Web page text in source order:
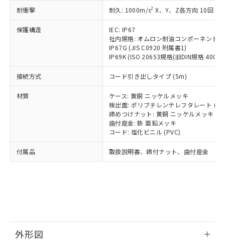
耐衝撃 耐久: 1000m/s2 X、Y、Z各方向 10回
保護構造
IEC: IP67
社内規格: オムロン耐油コンポーネント
IP67G (JIS C0920 附属書1)
IP69K (ISO 20653規格(旧DIN規格
接続方式 コード引き出しタイプ (5m)
材質
ケース: 黄銅 ニッケルメッキ
検出面: ポリブチレンテレフタレート
締めつけナット: 黄銅 ニッケルメッキ
歯付座金: 鉄 亜鉛メッキ
コード: 塩化ビニル (PVC)
付属品 取扱説明書、締付ナット、歯付座金
外形図
覧された時点での実際の在庫および標
準価格とは異なる場合があることをご
了承ください。
正式な納期状況および標準価格はお客
様のお取引先、またはお客様担当のオ
ムロン制御機器販売店・当社販売員に
ご相談ください。
オムロン制御機器販売店や当社販売拠
販売ネットワーク
」をご確認
在庫状況および標準価格結果を当社の
事前の承諾なく第三者に漏洩または開
示しないようお願いします。
マイパーツ機能（部品リスト作成サー
ビス）をご利用いただくには、I-Web
品・サービスに関するお客様との取
鉛(Pb) 1000ppm以下、 水銀(Hg) 1000ppm以下、 カド
ミウム(Cd) 100ppm以下、
六価クロム(Cr(Ⅵ)) 1000ppm以下、ポリ臭化ビフェニル
類(PBB) 1000ppm以下、ポリ臭化ジフェニルエーテル類
(PBDE) 1000ppm以下、フタル酸ビス(2-エチルヘキシ
ル) (DEHP)(別名：DOP) 1000ppm以下、フタル酸ブチ
ルベンジル（BBP） 1000ppm以下、フタル酸ジブチル
（DBP） 1000ppm以下、フタル酸ジイソブチル
適用除外項目は除く。
フタル酸エステル類の４物質については閾値を超える意
図的な使用がないことを確認しています。
部品在庫の切り替え状況などにより、予定
月が前後することがあります。
とができます。
*中国RoHS10物質の基準値 (GB/T26572)：
Pb(鉛) :1000ppm、 Hg(水銀) : 1000ppm、 Cd(カドミウ
Cr(Ⅵ)(六価クロム) : 1000ppm、 PBBs(ポリ臭化ビフェ
ニル類) : 1000ppm、 PBDEs(ポリ臭化ジフェニルエーテ
DBP(フタル酸ジブチル) : 1000ppm、 DIBP(フタル酸ジ
イソブチル) : 1000ppm、 BBP(フタル酸ブチルベンジ
DEHP(フタル酸ビス(2-エチルヘキシル)) : 1000ppm
※2 環境保護使用期限
「ｅ」：有害物質（10物質）のすべてが基
準値以下であることを示します。
「10」：通常の使用状況下において有害物
質が外部に漏えいし、環境に深刻な影響を
及ぼさない年数を意味します。
国政府の輸出許可(または役務取引許
可)を取得するなどの必要な手続きを
当社は規制貨物を破棄する場合は、完
全に破砕するなど、違法に輸出されな
いよう必要な手段を講じます。
当社は貴社製品を、核兵器、ミサイ
ル、化学兵器、生物兵器またはその他
武器並びにこれらの製造装置等に一切
使用いたしません。
当社は、貴社製品を第三者に販売する
場合は、上記1、2および3の内容を当
該第三者に通知します。また当社は、
販売先および販売に係わる関係者が違
法に輸出するおそれがある場合は、取
一定数以上の在庫あり
一定数には満たないが在庫あり
在庫なし(最新の在庫状況につ
いては、お客様のお取引先、ま
たはお客様担当のオムロン制御
機器販売店・当社販売員にご確
認ください)
白
受注生産機種、また在庫状況の
情報を公開していない機種